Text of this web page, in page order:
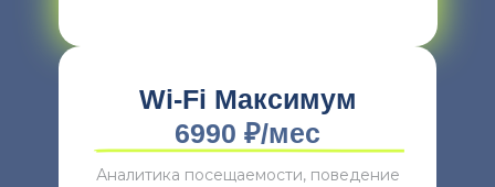
Wi-Fi Максимум
6990 ₽/мес
Аналитика посещаемости, поведение